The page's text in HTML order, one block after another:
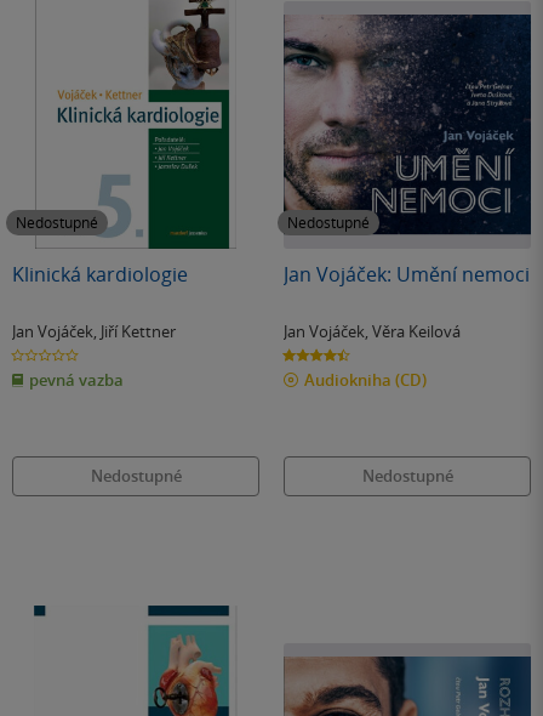
Nedostupné
Klinická kardiologie
Jan Vojáček Jiří Kettner
0.0
z
5
hvězdiček
pevná vazba
Nedostupné
Nedostupné
Jan Vojáček: Umění nemoci
Jan Vojáček Věra Keilová
4.4
z
5
hvězdiček
Audiokniha (CD)
Nedostupné